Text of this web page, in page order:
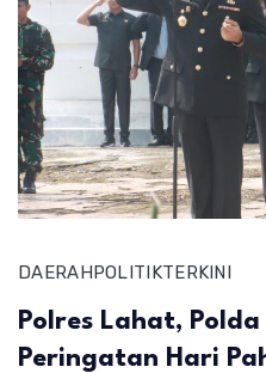
DAERAHPOLITIKTERKINI
Polres Lahat,
Peringatan Hari